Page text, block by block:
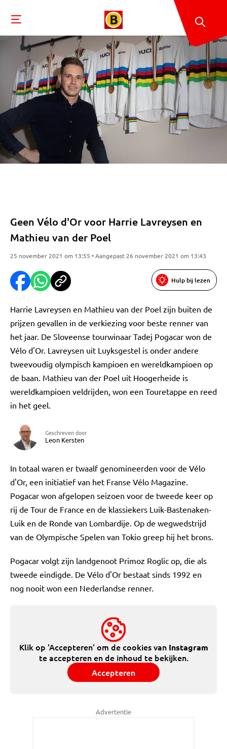
Geen Vélo d'Or voor Harrie Lavreysen en
Mathieu van der Poel
25 november 2021 om 13:55 • Aangepast 26 november 2021 om 13:43
Hulp bij lezen
Harrie Lavreysen en Mathieu van der Poel zijn buiten de
prijzen gevallen in de verkiezing voor beste renner van
het jaar. De Sloveense tourwinaar Tadej Pogacar won de
Vélo d'Or. Lavreysen uit Luyksgestel is onder andere
tweevoudig olympisch kampioen en wereldkampioen op
de baan. Mathieu van der Poel uit Hoogerheide is
wereldkampioen veldrijden, won een Touretappe en reed
in het geel.
Geschreven door
Leon Kersten
In totaal waren er twaalf genomineerden voor de Vélo
d'Or, een initiatief van het Franse Vélo Magazine.
Pogacar won afgelopen seizoen voor de tweede keer op
rij de Tour de France en de klassiekers Luik-Bastenaken-
Luik en de Ronde van Lombardije. Op de wegwedstrijd
van de Olympische Spelen van Tokio greep hij het brons.
Pogacar volgt zijn landgenoot Primoz Roglic op, die als
tweede eindigde. De Vélo d'Or bestaat sinds 1992 en
nog nooit won een Nederlandse renner.
Klik op 'Accepteren' om de cookies van Instagram
te accepteren en de inhoud te bekijken.
Accepteren
Advertentie